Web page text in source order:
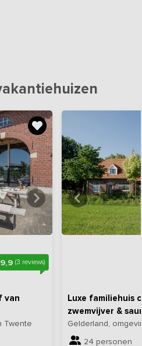
9,9(3 reviews)
van
Twente
Luxe familiehuis
zwemvijver &
Gelderland,
24 personen
Bekijk